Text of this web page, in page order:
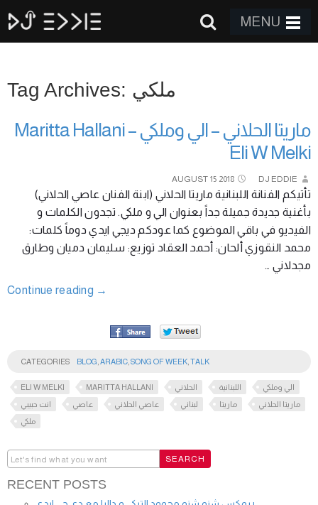
MENU
Tag Archives: ملكي
ماريتا الحلاني – الي وملكي Maritta Hallani –
Eli W Melki
AUGUST 15 2018 DJ EDDIE
تأتيكم الفنانة اللبنانية ماريتا الحلاني (ابنة الفنان عاصي الحلاني)
بأغنية جديدة جميلة جداً بعنوان الي و ملكي. تجدون الكلمات و
الفيديو في باقي الموضوع كما عودكم ديجي ايدي دوماً كلمات:
محمد النقوزي ألحان: أحمد العقاد توزيع: سليمان دميان وطارق
مجدلاني …
Continue reading →
CATEGORIES BLOG ARABIC SONG OF WEEK TALK
ELI W MELKI MARITTA HALLANI الحلاني اللبنانية
الي وملكي
انت حبيبي
عاصي عاصي الحلاني لبناني ماريتا
ماريتا الحلاني
ملكي
RECENT POSTS